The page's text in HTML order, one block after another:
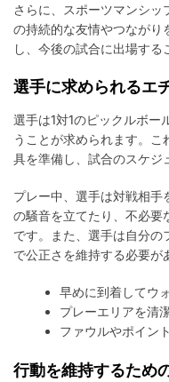
さらに、スポーツマンシ
の持続的な友情やつながり
し、今後の試合に出場する
選手に求められるエ
選手は1対1のピックルボー
うことが求められます。
具を準備し、試合のスケジ
プレー中、選手は対戦相
の騒音を立てたり、不必要
です。また、選手は自分の
で公正さを維持する必要が
早めに到着してウ
プレーエリアを清
ファウルやポイン
行動を維持するため